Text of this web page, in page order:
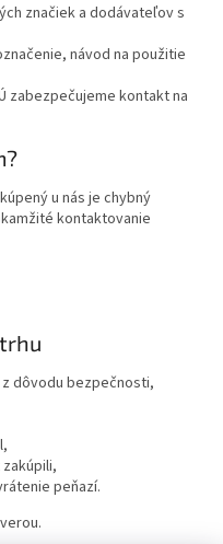
značiek a dodávateľov s
návod na použitie
zabezpečujeme kontakt na
u nás je chybný
kontaktovanie
dôvodu bezpečnosti,
peňazí.